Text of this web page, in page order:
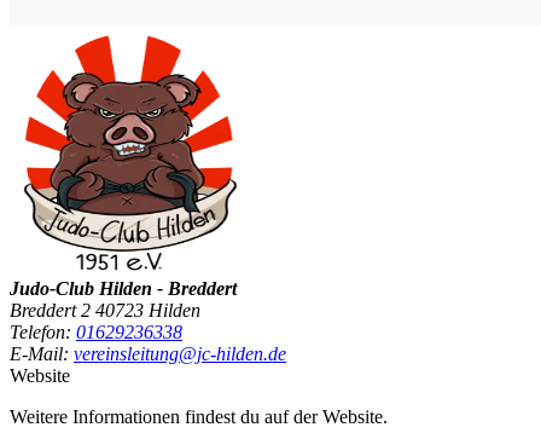
Judo-Club Hilden - Breddert
Breddert 2 40723 Hilden
Telefon: 01629236338
E-Mail: vereinsleitung@jc-hilden.de
Website
Weitere Informationen findest du auf der Website.